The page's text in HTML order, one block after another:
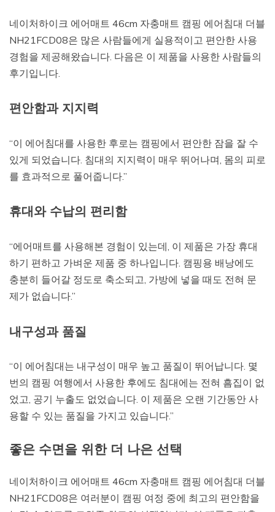
네이처하이크 에어매트 46cm 자충매트 캠핑 에어침대 더블
NH21FCD08은 많은 사람들에게 실용적이고 편안한 사용
경험을 제공해왔습니다. 다음은 이 제품을 사용한 사람들의
후기입니다.
편안함과 지지력
“이 에어침대를 사용한 후로는 캠핑에서 편안한 잠을 잘 수
있게 되었습니다. 침대의 지지력이 매우 뛰어나며, 몸의 피로
를 효과적으로 풀어줍니다.”
휴대와 수납의 편리함
“에어매트를 사용해본 경험이 있는데, 이 제품은 가장 휴대
하기 편하고 가벼운 제품 중 하나입니다. 캠핑용 배낭에도
충분히 들어갈 정도로 축소되고, 가방에 넣을 때도 전혀 문
제가 없습니다.”
내구성과 품질
“이 에어침대는 내구성이 매우 높고 품질이 뛰어납니다. 몇
번의 캠핑 여행에서 사용한 후에도 침대에는 전혀 흠집이 없
었고, 공기 누출도 없었습니다. 이 제품은 오랜 기간동안 사
용할 수 있는 품질을 가지고 있습니다.”
좋은 수면을 위한 더 나은 선택
네이처하이크 에어매트 46cm 자충매트 캠핑 에어침대 더블
NH21FCD08은 여러분이 캠핑 여정 중에 최고의 편안함을